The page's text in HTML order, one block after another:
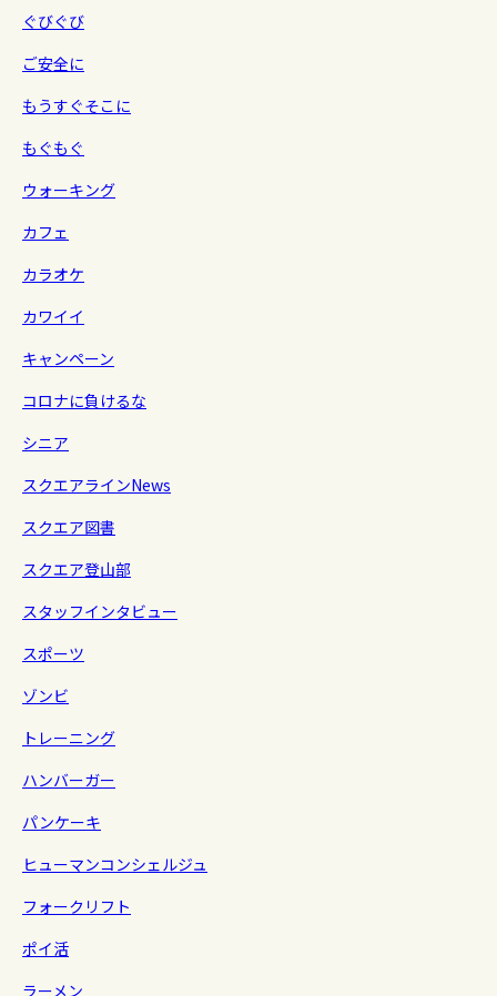
ぐびぐび
ご安全に
もうすぐそこに
もぐもぐ
ウォーキング
カフェ
カラオケ
カワイイ
キャンペーン
コロナに負けるな
シニア
スクエアラインNews
スクエア図書
スクエア登山部
スタッフインタビュー
スポーツ
ゾンビ
トレーニング
ハンバーガー
パンケーキ
ヒューマンコンシェルジュ
フォークリフト
ポイ活
ラーメン